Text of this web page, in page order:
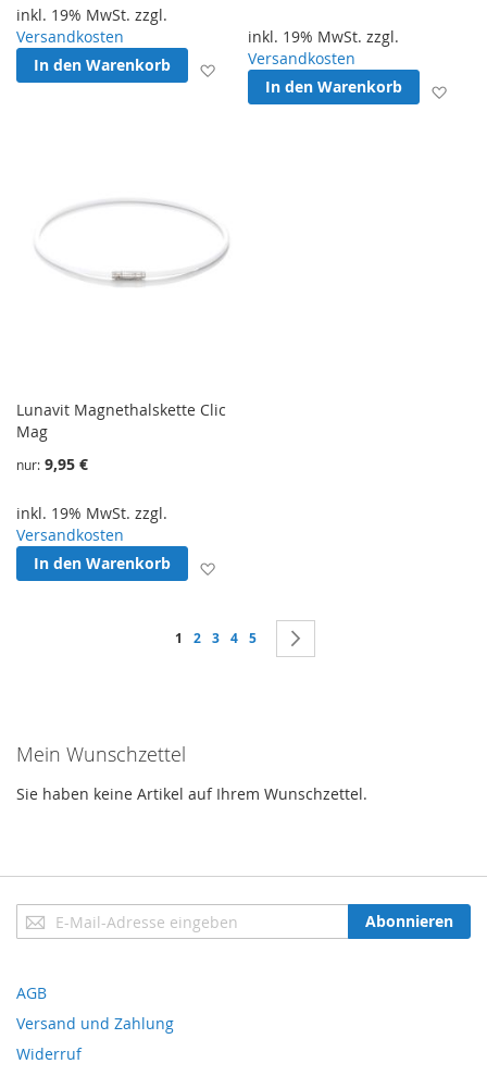
inkl. 19% MwSt. zzgl.
Versandkosten
In den Warenkorb
Zur Wunschliste hinzufügen
inkl. 19% MwSt. zzgl.
Versandkosten
In den Warenkorb
Lunavit Magnethalskette Clic
Mag
nur 9,95 €
inkl. 19% MwSt. zzgl.
Versandkosten
In den Warenkorb
Seite
Sie lesen gerade Seite
1 Seite
2 Seite
3 Seite
4 Seite
5
Mein Wunschzettel
Sie haben keine Artikel auf Ihrem Wunschzettel.
Anmeldung
zum
Abonnieren
AGB
Versand und Zahlung
Widerruf